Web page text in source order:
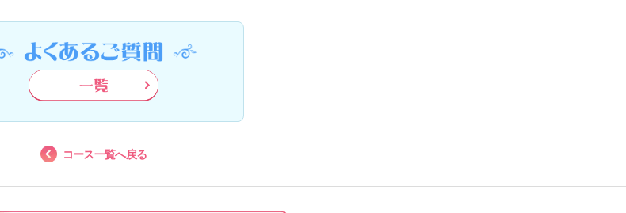
コース一覧へ戻る